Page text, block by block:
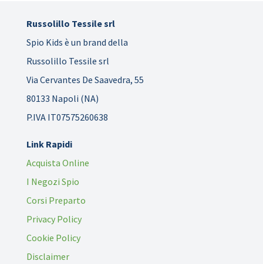
Russolillo Tessile srl
Spio Kids è un brand della
Russolillo Tessile srl
Via Cervantes De Saavedra, 55
80133 Napoli (NA)
P.IVA IT07575260638
Link Rapidi
Acquista Online
I Negozi Spio
Corsi Preparto
Privacy Policy
Cookie Policy
Disclaimer